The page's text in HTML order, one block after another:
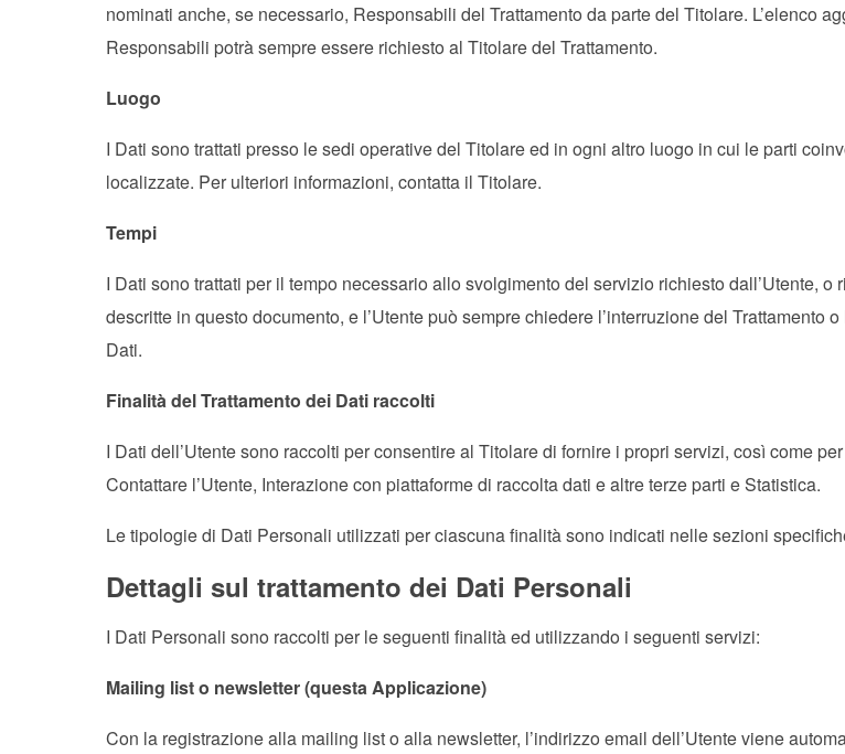
nominati anche, se necessario, Responsabili del Trattamento da parte del Titolare. L’elenco
Responsabili potrà sempre essere richiesto al Titolare del Trattamento.
Luogo
I Dati sono trattati presso le sedi operative del Titolare ed in ogni altro luogo in cui le parti
localizzate. Per ulteriori informazioni, contatta il Titolare.
Tempi
I Dati sono trattati per il tempo necessario allo svolgimento del servizio richiesto dall’Utente, o
descritte in questo documento, e l’Utente può sempre chiedere l’interruzione del Trattamento
Dati.
Finalità del Trattamento dei Dati raccolti
I Dati dell’Utente sono raccolti per consentire al Titolare di fornire i propri servizi, così come
Contattare l’Utente, Interazione con piattaforme di raccolta dati e altre terze parti e Statistica.
Le tipologie di Dati Personali utilizzati per ciascuna finalità sono indicati nelle sezioni
Dettagli sul trattamento dei Dati Personali
I Dati Personali sono raccolti per le seguenti finalità ed utilizzando i seguenti servizi:
Mailing list o newsletter (questa Applicazione)
Con la registrazione alla mailing list o alla newsletter, l’indirizzo email dell’Utente viene